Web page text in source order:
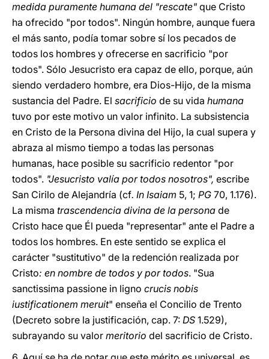
medida puramente humana del "rescate" que Cristo
ha ofrecido "por todos". Ningún hombre, aunque fuera
el más santo, podía tomar sobre sí los pecados de
todos los hombres y ofrecerse en sacrificio "por
todos". Sólo Jesucristo era capaz de ello, porque, aún
siendo verdadero hombre, era Dios-Hijo, de la misma
sustancia del Padre. El sacrificio de su vida humana
tuvo por este motivo un valor infinito. La subsistencia
en Cristo de la Persona divina del Hijo, la cual supera y
abraza al mismo tiempo a todas las personas
humanas, hace posible su sacrificio redentor "por
todos". "Jesucristo valía por todos nosotros", escribe
San Cirilo de Alejandría (cf. In Isaiam 5, 1; PG 70, 1.176).
La misma trascendencia divina de la persona de
Cristo hace que Él pueda "representar" ante el Padre a
todos los hombres. En este sentido se explica el
carácter "sustitutivo" de la redención realizada por
Cristo: en nombre de todos y por todos. "Sua
sanctissima passione in ligno crucis nobis
iustificationem meruit" enseña el Concilio de Trento
(Decreto sobre la justificación, cap. 7: DS 1.529),
subrayando su valor meritorio del sacrificio de Cristo.